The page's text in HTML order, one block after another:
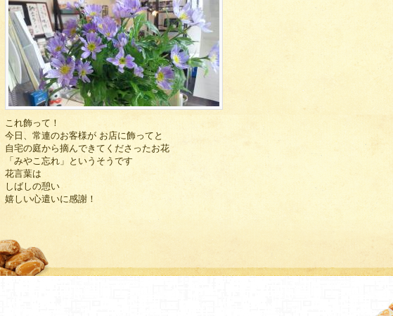
これ飾って！
今日、常連のお客様が お店に飾ってと
自宅の庭から摘んできてくださったお花
「みやこ忘れ」というそうです
花言葉は
しばしの憩い
嬉しい心遣いに感謝！